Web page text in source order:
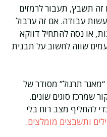
זה תשבץ, תעבור לרמזים
עבודה. אם זה ערבול
או נסה להתחיל דווקא
שווה לחשוב על תבנית
תרגול” מסודר של
שמרכז סוגים שונים.
להחליף מצב רוח בלי
ותשבצים מומלצים.